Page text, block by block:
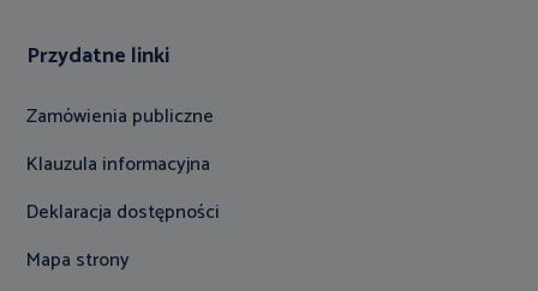
Przydatne linki
Zamówienia publiczne
Klauzula informacyjna
Deklaracja dostępności
Mapa strony